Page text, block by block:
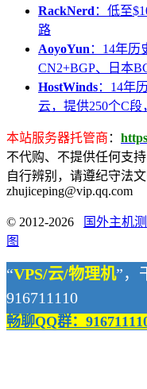
RackNerd ：低至
路
AoyoYun ：14年历
CN2+BGP、日本
HostWinds：14年
云，提供250个C段
本站服务器托管商 ：
不代购、不提供任何支
自行辨别，请遵纪守法文
zhujiceping@vip.qq.com
© 2012-2026 国外主机
图
“VPS/云/物理机”，
916711110
畅聊QQ群：